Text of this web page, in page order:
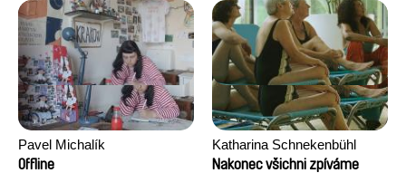
Pavel Michalík
Offline
Katharina Schnekenbühl
Nakonec všichni zpíváme